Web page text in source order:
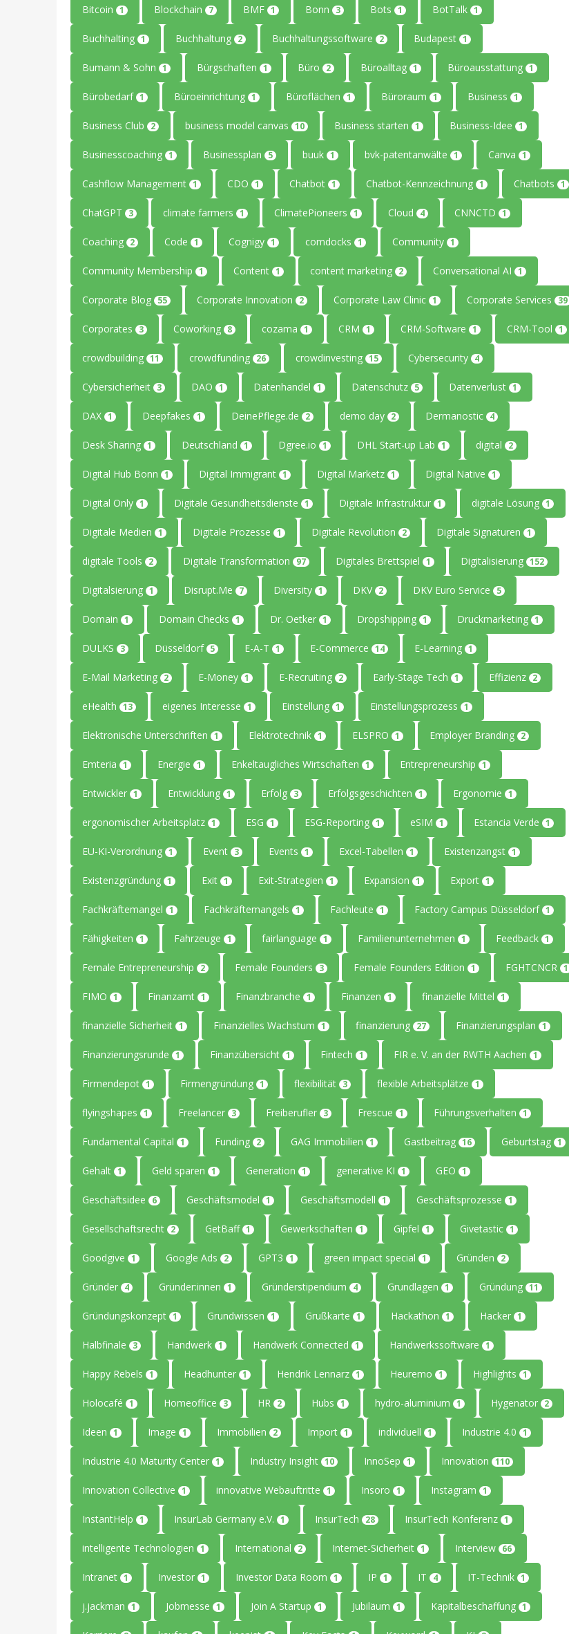
Bitcoin 1 Blockchain 7 BMF 1 Bonn 3 Bots 1 BotTalk 1
Buchhalting 1 Buchhaltung 2 Buchhaltungssoftware 2 Budapest 1
Bumann & Sohn 1 Bürgschaften 1 Büro 2 Büroalltag 1 Büroausstattung 1
Bürobedarf 1 Büroeinrichtung 1 Büroflächen 1 Büroraum 1 Business 1
Business Club 2 business model canvas 10 Business starten 1 Business-Idee 1
Businesscoaching 1 Businessplan 5 buuk 1 bvk-patentanwälte 1 Canva 1
Cashflow Management 1 CDO 1 Chatbot 1 Chatbot-Kennzeichnung 1 Chatbots 1
ChatGPT 3 climate farmers 1 ClimatePioneers 1 Cloud 4 CNNCTD 1
Coaching 2 Code 1 Cognigy 1 comdocks 1 Community 1
Community Membership 1 Content 1 content marketing 2 Conversational AI 1
Corporate Blog 55 Corporate Innovation 2 Corporate Law Clinic 1 Corporate Services 39
Corporates 3 Coworking 8 cozama 1 CRM 1 CRM-Software 1 CRM-Tool 1
crowdbuilding 11 crowdfunding 26 crowdinvesting 15 Cybersecurity 4
Cybersicherheit 3 DAO 1 Datenhandel 1 Datenschutz 5 Datenverlust 1
DAX 1 Deepfakes 1 DeinePflege.de 2 demo day 2 Dermanostic 4
Desk Sharing 1 Deutschland 1 Dgree.io 1 DHL Start-up Lab 1 digital 2
Digital Hub Bonn 1 Digital Immigrant 1 Digital Marketz 1 Digital Native 1
Digital Only 1 Digitale Gesundheitsdienste 1 Digitale Infrastruktur 1 digitale Lösung 1
Digitale Medien 1 Digitale Prozesse 1 Digitale Revolution 2 Digitale Signaturen 1
digitale Tools 2 Digitale Transformation 97 Digitales Brettspiel 1 Digitalisierung 152
Digitalsierung 1 Disrupt.Me 7 Diversity 1 DKV 2 DKV Euro Service 5
Domain 1 Domain Checks 1 Dr. Oetker 1 Dropshipping 1 Druckmarketing 1
DULKS 3 Düsseldorf 5 E-A-T 1 E-Commerce 14 E-Learning 1
E-Mail Marketing 2 E-Money 1 E-Recruiting 2 Early-Stage Tech 1 Effizienz 2
eHealth 13 eigenes Interesse 1 Einstellung 1 Einstellungsprozess 1
Elektronische Unterschriften 1 Elektrotechnik 1 ELSPRO 1 Employer Branding 2
Emteria 1 Energie 1 Enkeltaugliches Wirtschaften 1 Entrepreneurship 1
Entwickler 1 Entwicklung 1 Erfolg 3 Erfolgsgeschichten 1 Ergonomie 1
ergonomischer Arbeitsplatz 1 ESG 1 ESG-Reporting 1 eSIM 1 Estancia Verde 1
EU-KI-Verordnung 1 Event 3 Events 1 Excel-Tabellen 1 Existenzangst 1
Existenzgründung 1 Exit 1 Exit-Strategien 1 Expansion 1 Export 1
Fachkräftemangel 1 Fachkräftemangels 1 Fachleute 1 Factory Campus Düsseldorf 1
Fähigkeiten 1 Fahrzeuge 1 fairlanguage 1 Familienunternehmen 1 Feedback 1
Female Entrepreneurship 2 Female Founders 3 Female Founders Edition 1 FGHTCNCR 1
FIMO 1 Finanzamt 1 Finanzbranche 1 Finanzen 1 finanzielle Mittel 1
finanzielle Sicherheit 1 Finanzielles Wachstum 1 finanzierung 27 Finanzierungsplan 1
Finanzierungsrunde 1 Finanzübersicht 1 Fintech 1 FIR e. V. an der RWTH Aachen 1
Firmendepot 1 Firmengründung 1 flexibilität 3 flexible Arbeitsplätze 1
flyingshapes 1 Freelancer 3 Freiberufler 3 Frescue 1 Führungsverhalten 1
Fundamental Capital 1 Funding 2 GAG Immobilien 1 Gastbeitrag 16 Geburtstag 1
Gehalt 1 Geld sparen 1 Generation 1 generative KI 1 GEO 1
Geschäftsidee 6 Geschäftsmodel 1 Geschäftsmodell 1 Geschäftsprozesse 1
Gesellschaftsrecht 2 GetBaff 1 Gewerkschaften 1 Gipfel 1 Givetastic 1
Goodgive 1 Google Ads 2 GPT3 1 green impact special 1 Gründen 2
Gründer 4 Gründer:innen 1 Gründerstipendium 4 Grundlagen 1 Gründung 11
Gründungskonzept 1 Grundwissen 1 Grußkarte 1 Hackathon 1 Hacker 1
Halbfinale 3 Handwerk 1 Handwerk Connected 1 Handwerkssoftware 1
Happy Rebels 1 Headhunter 1 Hendrik Lennarz 1 Heuremo 1 Highlights 1
Holocafé 1 Homeoffice 3 HR 2 Hubs 1 hydro-aluminium 1 Hygenator 2
Ideen 1 Image 1 Immobilien 2 Import 1 individuell 1 Industrie 4.0 1
Industrie 4.0 Maturity Center 1 Industry Insight 10 InnoSep 1 Innovation 110
Innovation Collective 1 innovative Webauftritte 1 Insoro 1 Instagram 1
InstantHelp 1 InsurLab Germany e.V. 1 InsurTech 28 InsurTech Konferenz 1
intelligente Technologien 1 International 2 Internet-Sicherheit 1 Interview 66
Intranet 1 Investor 1 Investor Data Room 1 IP 1 IT 4 IT-Technik 1
j.jackman 1 Jobmesse 1 Join A Startup 1 Jubiläum 1 Kapitalbeschaffung 1